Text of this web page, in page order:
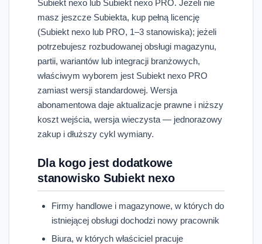
Subiekt nexo lub Subiekt nexo PRO. Jeżeli nie
masz jeszcze Subiekta, kup pełną licencję
(Subiekt nexo lub PRO, 1–3 stanowiska); jeżeli
potrzebujesz rozbudowanej obsługi magazynu,
partii, wariantów lub integracji branżowych,
właściwym wyborem jest Subiekt nexo PRO
zamiast wersji standardowej. Wersja
abonamentowa daje aktualizacje prawne i niższy
koszt wejścia, wersja wieczysta — jednorazowy
zakup i dłuższy cykl wymiany.
Dla kogo jest dodatkowe
stanowisko Subiekt nexo
Firmy handlowe i magazynowe, w których do
istniejącej obsługi dochodzi nowy pracownik
Biura, w których właściciel pracuje